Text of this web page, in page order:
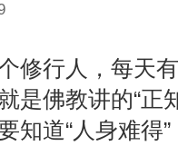
修行人，每天
是佛教讲的“正
知道“人身难得